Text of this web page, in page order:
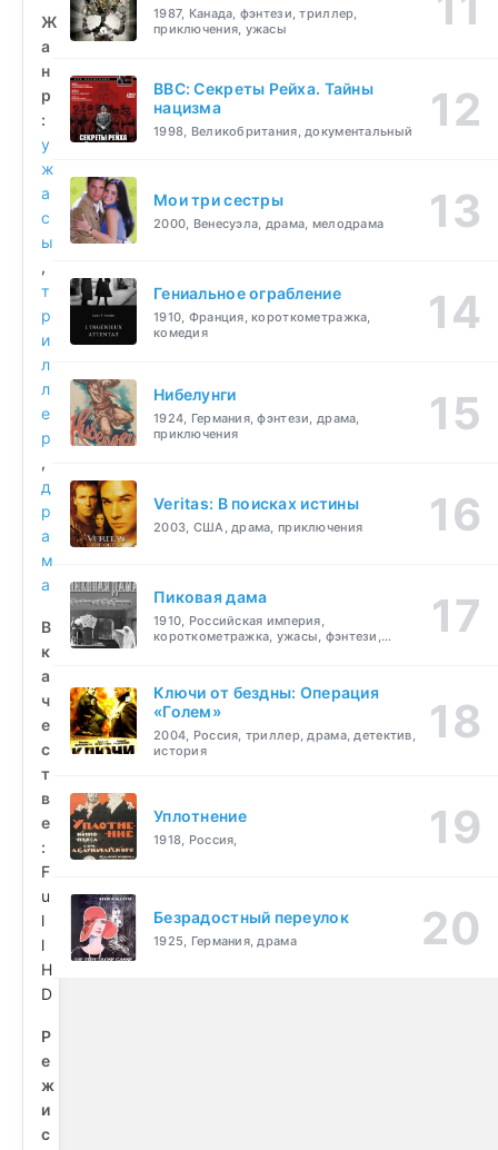
Ж
а
н
р
:
у
ж
а
с
ы
,
т
р
и
л
л
е
р
,
д
р
а
м
а
В
к
а
ч
е
с
т
в
е
:
F
u
l
l
H
D
Р
е
ж
и
с
1987, Канада, фэнтези, триллер,
приключения, ужасы
BBC: Секреты Рейха. Тайны
нацизма
1998, Великобритания, документальный
Мои три сестры
2000, Венесуэла, драма, мелодрама
Гениальное ограбление
1910, Франция, короткометражка,
комедия
Нибелунги
1924, Германия, фэнтези, драма,
приключения
Veritas: В поисках истины
2003, США, драма, приключения
Пиковая дама
1910, Российская империя,
короткометражка, ужасы, фэнтези,
Ключи от бездны: Операция
«Голем»
2004, Россия, триллер, драма, детектив,
история
Уплотнение
1918, Россия,
Безрадостный переулок
1925, Германия, драма